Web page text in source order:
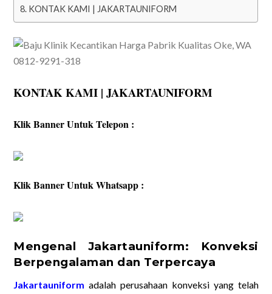
KONTAK KAMI | JAKARTAUNIFORM
KONTAK KAMI | JAKARTAUNIFORM
Klik Banner Untuk Telepon :
Klik Banner Untuk Whatsapp :
Mengenal Jakartauniform: Konveksi
Berpengalaman dan Terpercaya
Jakartauniform adalah perusahaan konveksi yang telah